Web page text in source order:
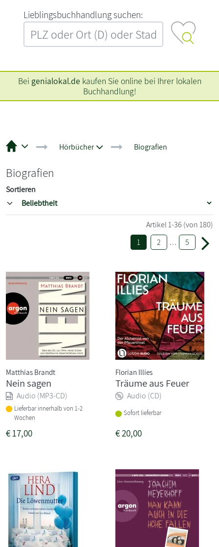
L‍i‍e‍b‍l‍i‍n‍g‍s‍b‍u‍c‍h‍h‍a‍n‍d‍l‍u‍n‍g‍ ‍s‍u‍c‍h‍e‍n‍:‍
Bei genialokal.de kaufen Sie online bei Ihrer lokalen
Buchhandlung!
Hörbücher Biografien
Biografien
Sortieren
Artikel1-36 (von 180)
1
2 … 5
Matthias Brandt
Nein sagen
Audio (MP3-CD)
Lieferbar innerhalb von 1-2
Wochen
€17,00
Florian Illies
Träume aus Feuer
Audio (CD)
Sofort lieferbar
€20,00